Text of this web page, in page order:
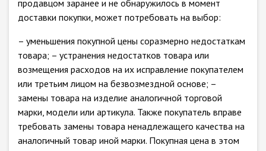
продавцом заранее и не обнаружилось в момент
доставки покупки, может потребовать на выбор:
– уменьшения покупной цены соразмерно недостаткам
товара; – устранения недостатков товара или
возмещения расходов на их исправление покупателем
или третьим лицом на безвозмездной основе; –
замены товара на изделие аналогичной торговой
марки, модели или артикула. Также покупатель вправе
требовать замены товара ненадлежащего качества на
аналогичный товар иной марки. Покупная цена в этом